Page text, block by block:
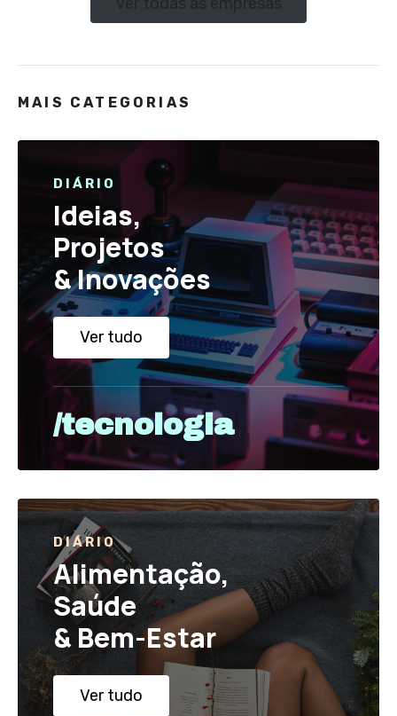
MAIS CATEGORIAS
DIÁRIO
Ideias,
Projetos
& Inovações
Ver tudo
/tecnologia
DIÁRIO
Alimentação,
Saúde
& Bem-Estar
Ver tudo